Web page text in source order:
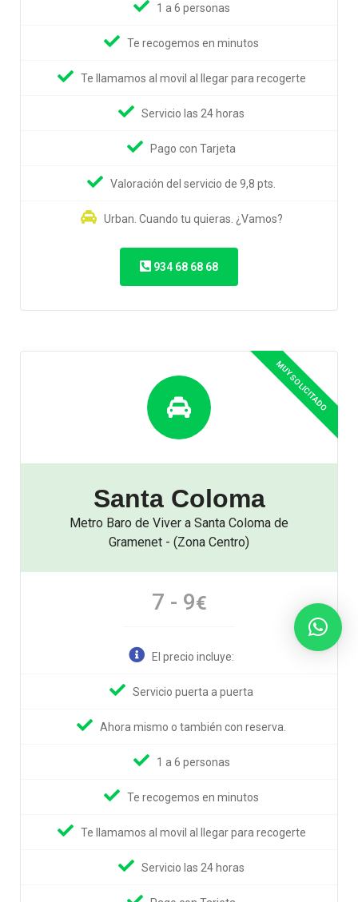
1 a 6 personas
Te recogemos en minutos
Te llamamos al movil al llegar para recogerte
Servicio las 24 horas
Pago con Tarjeta
Valoración del servicio de 9,8 pts.
Urban. Cuando tu quieras. ¿Vamos?
934 68 68 68
Santa Coloma
Metro Baro de Viver a Santa Coloma de
Gramenet - (Zona Centro)
7 - 9€
El precio incluye:
Servicio puerta a puerta
Ahora mismo o también con reserva.
1 a 6 personas
Te recogemos en minutos
Te llamamos al movil al llegar para recogerte
Servicio las 24 horas